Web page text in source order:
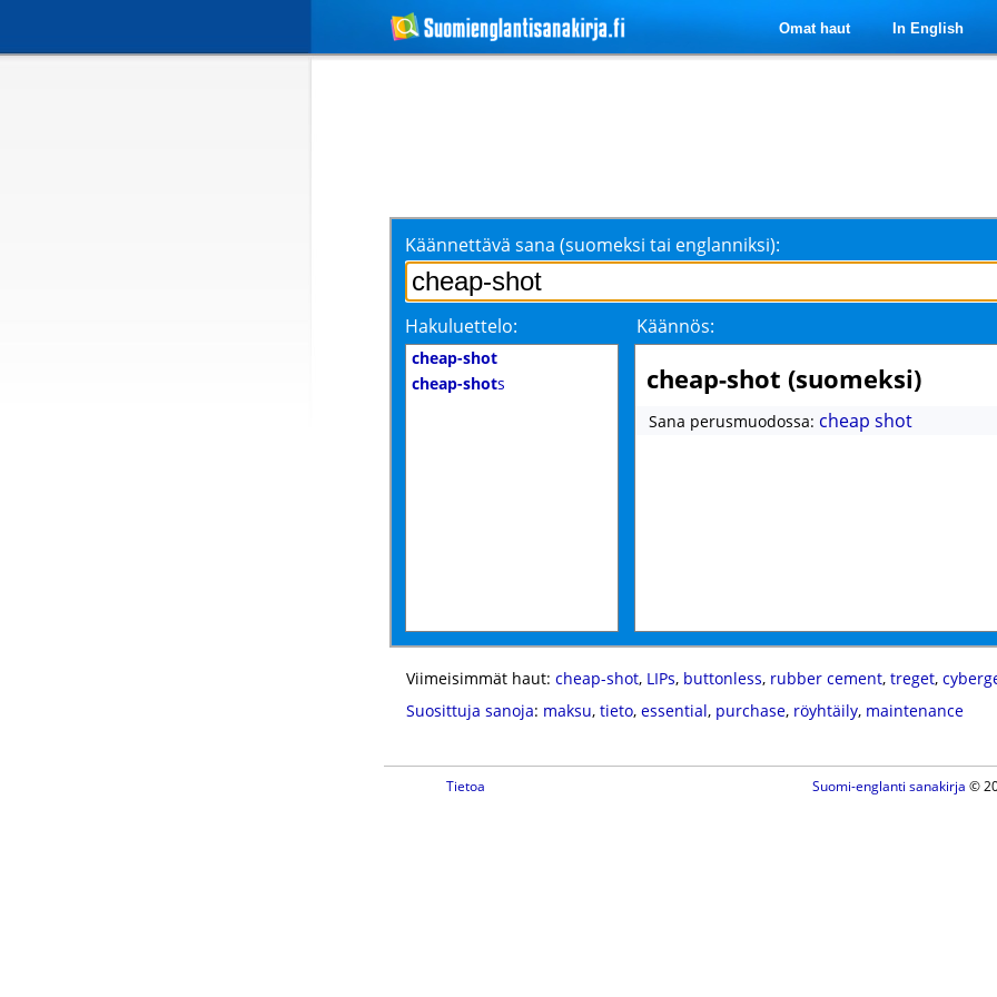
Omat haut In English
Käännettävä sana (suomeksi tai englanniksi):
Hakuluettelo: Käännös:
cheap-shot
cheap-shots cheap-shot (suomeksi)
Sana perusmuodossa: cheap shot
Viimeisimmät haut: cheap-shot, LIPs, buttonless, rubber cement, treget,
Suosittuja sanoja: maksu, tieto, essential, purchase, röyhtäily, maintenance
Tietoa Suomi-englanti sanakirja ©